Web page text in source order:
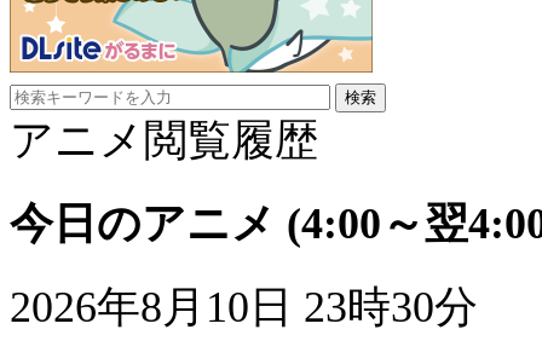
アニメ閲覧履歴
今日のアニメ (4:00～翌
2026年8月10日 23時30分